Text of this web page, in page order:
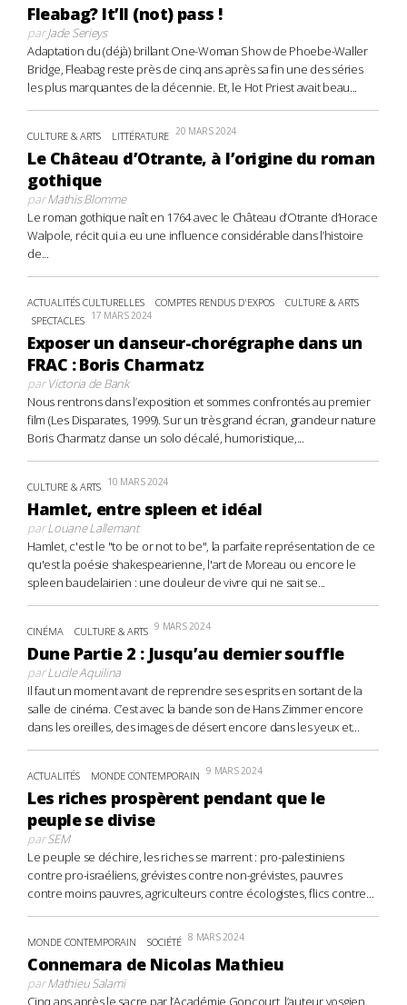
Fleabag? It’ll (not) pass !
parJade Serieys
Adaptation du (déjà) brillant One-Woman Show de Phoebe-Waller
Bridge, Fleabag reste près de cinq ans après sa fin une des séries
les plus marquantes de la décennie. Et, le Hot Priest avait beau...
CULTURE & ARTS LITTÉRATURE 20 MARS 2024
Le Château d’Otrante, à l’origine du roman
gothique
parMathis Blomme
Le roman gothique naît en 1764 avec le Château d’Otrante d’Horace
Walpole, récit qui a eu une influence considérable dans l’histoire
de...
ACTUALITÉS CULTURELLES COMPTES RENDUS D'EXPOS
CULTURE & ARTS
SPECTACLES 17 MARS 2024
Exposer un danseur-chorégraphe dans un
FRAC : Boris Charmatz
parVictoria de Bank
Nous rentrons dans l’exposition et sommes confrontés au premier
film (Les Disparates, 1999). Sur un très grand écran, grandeur nature
Boris Charmatz danse un solo décalé, humoristique,...
CULTURE & ARTS 10 MARS 2024
Hamlet, entre spleen et idéal
parLouane Lallemant
Hamlet, c'est le "to be or not to be", la parfaite représentation de ce
qu'est la poésie shakespearienne, l'art de Moreau ou encore le
spleen baudelairien : une douleur de vivre qui ne sait se...
CINÉMA CULTURE & ARTS 9 MARS 2024
Dune Partie 2 : Jusqu’au dernier souffle
parLucile Aquilina
Il faut un moment avant de reprendre ses esprits en sortant de la
salle de cinéma. C’est avec la bande son de Hans Zimmer encore
dans les oreilles, des images de désert encore dans les yeux et...
ACTUALITÉS MONDE CONTEMPORAIN 9 MARS 2024
Les riches prospèrent pendant que le
peuple se divise
parSEM
Le peuple se déchire, les riches se marrent : pro-palestiniens
contre pro-israéliens, grévistes contre non-grévistes, pauvres
contre moins pauvres, agriculteurs contre écologistes, flics contre...
MONDE CONTEMPORAIN SOCIÉTÉ 8 MARS 2024
Connemara de Nicolas Mathieu
parMathieu Salami
Cinq ans après le sacre par l’Académie Goncourt, l’auteur vosgien